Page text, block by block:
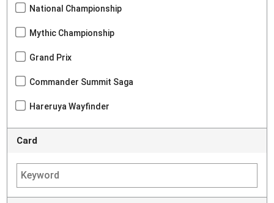
National Championship
Mythic Championship
Grand Prix
Commander Summit Saga
Hareruya Wayfinder
Card